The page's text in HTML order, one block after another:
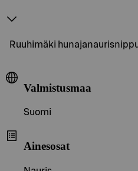
Ruuhimäki
Valmistusmaa
Suomi
Ainesosat